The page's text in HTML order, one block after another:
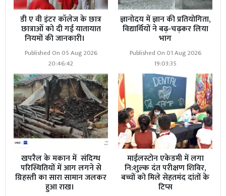
डी ए वी इंटर कॉलेज के छात्र
छात्राओं को दी गई यातायात
नियमों की जानकारी।
Published On 05 Aug 2026
20:46:42
ज्ञानोदय में ज्ञान की प्रतियोगिता,
विद्यार्थियों ने बढ़-चढ़कर लिया
भाग
Published On 01 Aug 2026
19:03:35
खपरैल के मकान में संदिग्ध
परिस्थितियों में आग लगने से
ग्रिहस्ती का सारा सामान जलकर
हुआ राख।
माईलस्टोन एकेडमी में लगा
नि:शुल्क दंत परीक्षण शिविर,
बच्चों को मिले सेहतमंद दांतों के
टिप्स